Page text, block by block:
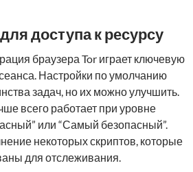
доступа к ресурсу
браузера Tor играет ключевую
Настройки по умолчанию
задач, но их можно улучшить.
всего работает при уровне
или “Самый безопасный”.
некоторых скриптов, которые
для отслеживания.